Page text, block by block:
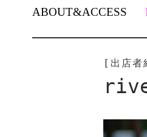
TO
CONTENT
ABOUT&ACCESS
[出店者